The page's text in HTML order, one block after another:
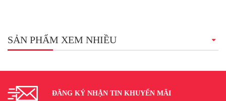
SẢN PHẨM XEM NHIỀU
ĐĂNG KÝ NHẬN TIN KHUYẾN MÃI